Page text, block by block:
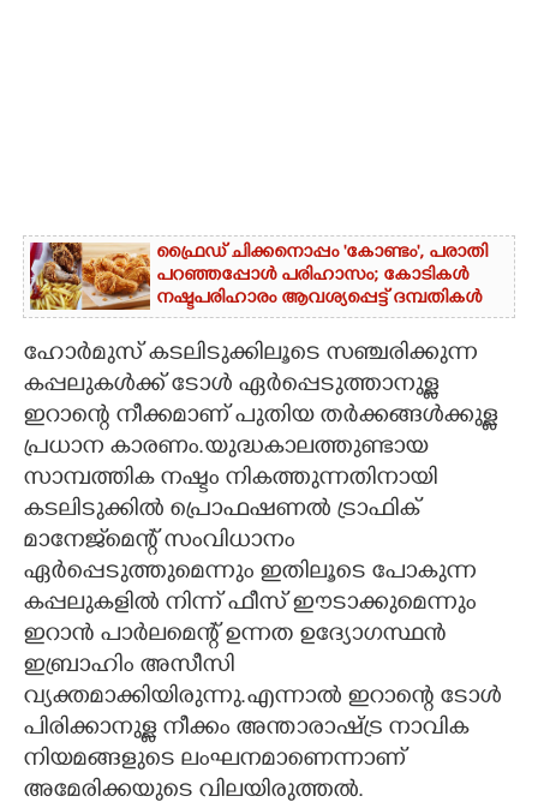
ഫ്രൈഡ് ചിക്കനൊപ്പം 'കോണ്ടം',​ പരാതി
പറഞ്ഞപ്പോൾ പരിഹാസം; കോടികൾ
നഷ്ടപരിഹാരം ആവശ്യപ്പെട്ട് ദമ്പതികൾ
ഹോർമുസ് കടലിടുക്കിലൂടെ സഞ്ചരിക്കുന്ന
കപ്പലുകൾക്ക് ടോൾ ഏർപ്പെടുത്താനുള്ള
ഇറാന്റെ നീക്കമാണ് പുതിയ തർക്കങ്ങൾക്കുള്ള
പ്രധാന കാരണം.യുദ്ധകാലത്തുണ്ടായ
സാമ്പത്തിക നഷ്ടം നികത്തുന്നതിനായി
കടലിടുക്കിൽ പ്രൊഫഷണൽ ട്രാഫിക്
മാനേജ്‌മെന്റ് സംവിധാനം
ഏർപ്പെടുത്തുമെന്നും ഇതിലൂടെ പോകുന്ന
കപ്പലുകളിൽ നിന്ന് ഫീസ് ഈടാക്കുമെന്നും
ഇറാൻ പാർലമെന്റ് ഉന്നത ഉദ്യോഗസ്ഥൻ
ഇബ്രാഹിം അസീസി
വ്യക്തമാക്കിയിരുന്നു.എന്നാൽ ഇറാന്റെ ടോൾ
പിരിക്കാനുള്ള നീക്കം അന്താരാഷ്ട്ര നാവിക
നിയമങ്ങളുടെ ലംഘനമാണെന്നാണ്
അമേരിക്കയുടെ വിലയിരുത്തൽ.